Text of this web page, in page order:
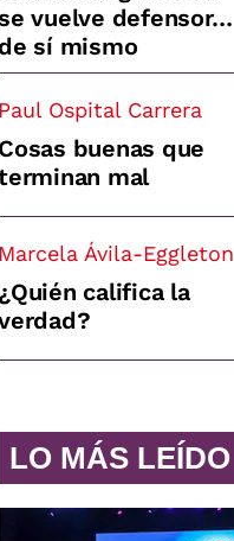
vuelve defensor…
de sí mismo
Paul Ospital Carrera
Cosas buenas que
mal
Marcela Ávila-Eggleton
¿Quién califica la
LO MÁS LEÍDO